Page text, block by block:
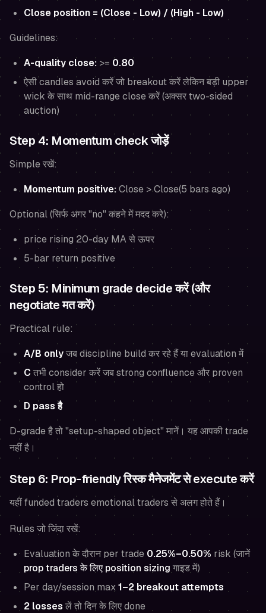
Close position = (Close - Low) / (High - Low)
Guidelines:
A-quality close: >= 0.80
ऐसी candles avoid करें जो breakout करें लेकिन बड़ी upper
wick के साथ mid-range close करें (अक्सर two-sided
auction)
Step 4: Momentum check जोड़ें
Simple रखें:
Momentum positive:Close > Close(5 bars ago)
Optional (सिर्फ अगर "no" कहने में मदद करे):
price rising 20-day MA से ऊपर
5-bar return positive
Step 5: Minimum grade decide करें (और
negotiate मत करें)
Practical rule:
A/B onlyजब discipline build कर रहे हैं या evaluation में
C तभी consider करें जब strong confluence और proven
control हो
D pass है
D-grade है तो "setup-shaped object" मानें। यह आपकी trade
नहीं है।
Step 6: Prop-friendly रिस्क मैनेजमेंट से execute करें
यहीं funded traders emotional traders से अलग होते हैं।
Rules जो जिंदा रखें:
Evaluation के दौरान per trade 0.25%–0.50% risk (जानें
prop traders के लिए position sizing गाइड में)
Per day/session max1–2 breakout attempts
2 losses लें तो दिन के लिए done